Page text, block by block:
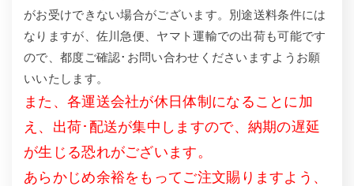
がお受けできない場合がございます。別途送料条件には
なりますが、佐川急便、ヤマト運輸での出荷も可能です
ので、都度ご確認･お問い合わせくださいますようお願
いいたします。
また、各運送会社が休日体制になることに加
え、出荷･配送が集中しますので、納期の遅延
が生じる恐れがございます。
あらかじめ余裕をもってご注文賜りますよう、